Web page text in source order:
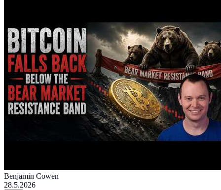
Benjamin Cowen
28.5.2026